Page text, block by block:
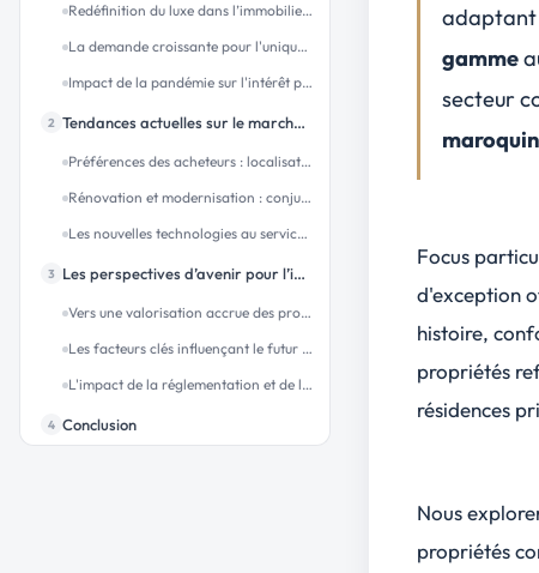
Redéfinition du luxe dans l’immobilier ancien
La demande croissante pour l'unique et l'authentique
Impact de la pandémie sur l'intérêt pour l'immobilier de luxe ancien
2 Tendances actuelles sur le marché du luxe dans l’immobilier ancien
Préférences des acheteurs : localisation, histoire, et caractéristiques uniques
Rénovation et modernisation : conjuguer luxe et durabilité
Les nouvelles technologies au service de l'immobilier de luxe ancien
3 Les perspectives d’avenir pour l’immobilier de luxe ancien
Vers une valorisation accrue des propriétés de patrimoine
Les facteurs clés influençant le futur du marché
L'impact de la réglementation et de l’urbanisme sur le marché du luxe
4 Conclusion
adaptant
gamme
secteur
Focus
d'exception
histoire,
propriétés
résidences
Nous
propriétés